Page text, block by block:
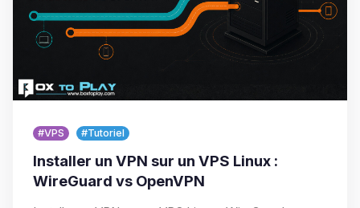
#VPS #Tutoriel
Installer un VPN sur un VPS Linux :
WireGuard vs OpenVPN